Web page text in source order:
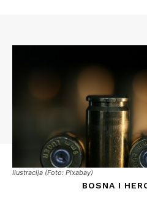
Ilustracija (Foto: Pixabay)
BOSNA I